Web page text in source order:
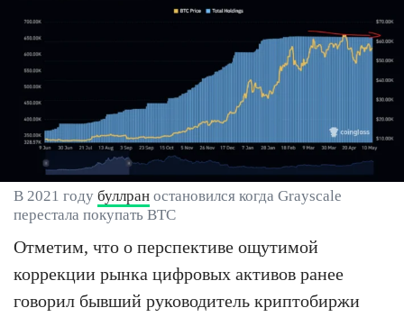
В 2021 году буллран остановился когда Grayscale
перестала покупать BTC
Отметим, что о перспективе ощутимой
коррекции рынка цифровых активов ранее
говорил бывший руководитель криптобиржи